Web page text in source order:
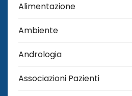
Alimentazione
Ambiente
Andrologia
Associazioni Pazienti